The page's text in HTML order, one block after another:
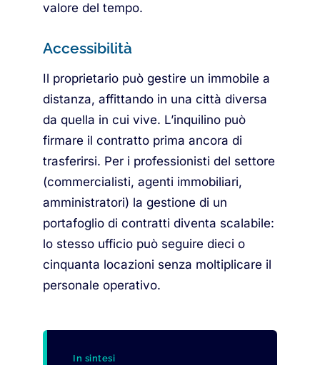
valore del tempo.
Accessibilità
Il proprietario può gestire un immobile a
distanza, affittando in una città diversa
da quella in cui vive. L’inquilino può
firmare il contratto prima ancora di
trasferirsi. Per i professionisti del settore
(commercialisti, agenti immobiliari,
amministratori) la gestione di un
portafoglio di contratti diventa scalabile:
lo stesso ufficio può seguire dieci o
cinquanta locazioni senza moltiplicare il
personale operativo.
In sintesi